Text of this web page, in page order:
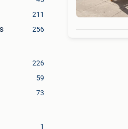
211
256
226
59
73
1